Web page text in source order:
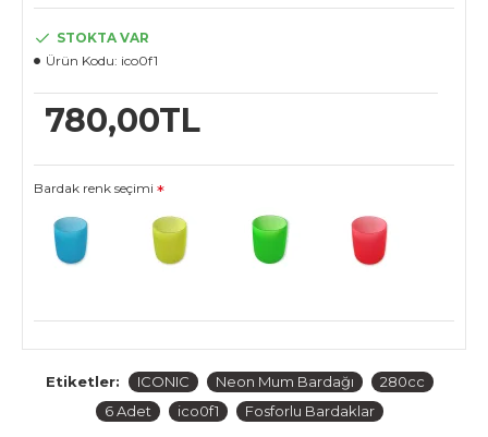
780,00TL
STOKTA VAR
Ürün Kodu: ico0f1
Bardak renk seçimi
Etiketler: ICONIC Neon Mum Bardağı
280cc
6 Adet
ico0f1 Fosforlu Bardaklar